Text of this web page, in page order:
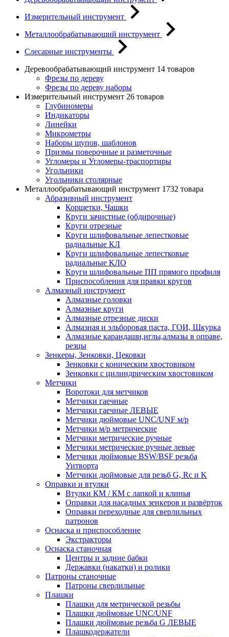
Измерительный инструмент
Металлообрабатывающий инструмент
Слесарные инструменты
Деревообрабатывающий инструмент 14 товаров
Фрезы по дереву
Фрезы по дереву наборы
Измерительный инструмент 26 товаров
Глубиномеры
Индикаторы
Линейки
Микрометры
Наборы щупов, шаблонов
Призмы поверочные и разметочные
Угломеры и Угломеры-траспортиры
Угольники
Угольники столярные
Металлообрабатывающий инструмент 1732 товара
Абразивный инструмент
Корщетки, Чашки
Круги зачистные (обдирочные)
Круги отрезные
Круги шлифовальные лепестковые
радиальные КЛ
Круги шлифовальные лепестковые
радиальные КЛО
Круги шлифовальные ПП прямого профиля
Приспособления для правки кругов
Алмазный инструмент
Алмазные головки
Алмазные круги
Алмазные отрезные диски
Алмазная и эльборовая паста, ГОИ, Шкурка
Алмазные карандаши,иглы,алмазы в оправе,
резцы
Зенкеры, Зенковки, Цековки
Зенковки с коническим хвостовиком
Зенковки с цилиндрическим хвостовиком
Метчики
Воротоки для метчиков
Метчики гаечные
Метчики гаечные ЛЕВЫЕ
Метчики дюймовые UNC/UNF м/р
Метчики м/р метрические
Метчики метрические ручные
Метчики метрические ручные левые
Метчики дюймовые BSW/BSF резьба
Уитворта
Метчики дюймовые для резьб G, Rc и K
Оправки и втулки
Втулки КМ / КМ с лапкой и клинья
Оправки для насадных зенкеров и развёрток
Оправки переходные для сверлильных
патронов
Оснаска и приспособление
Экстракторы
Оснаска станочная
Центры и задние бабки
Державки (накатки) и ролики
Патроны станочные
Патроны сверлильные
Плашки
Плашки для метрической резьбы
Плашки дюймовые UNC/UNF
Плашки дюймовые резьба G ЛЕВЫЕ
Плашкодержатели